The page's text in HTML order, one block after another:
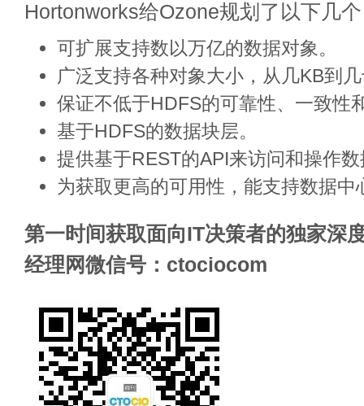
Hortonworks给Ozone规划了以下几
可扩展支持数以万亿的数据对象。
广泛支持各种对象大小，从几KB到
保证不低于HDFS的可靠性、一致性
基于HDFS的数据块层。
提供基于REST的API来访问和操作
为获取更高的可用性，能支持数据中
第一时间获取面向IT决策者的独家深
经理网微信号：ctociocom